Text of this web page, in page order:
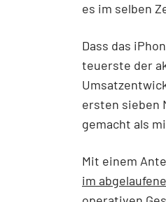
es im selben
Dass das
teuerste der
ersten sieben
gemacht als
Mit einem
im